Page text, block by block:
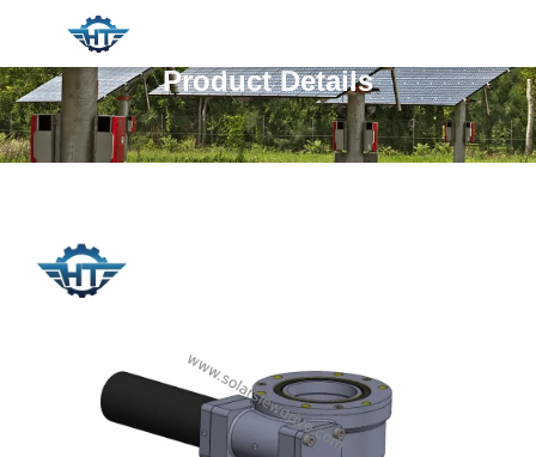
Product Details